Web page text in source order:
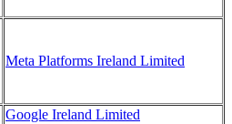
Meta Platforms Ireland Limited
Google Ireland Limited